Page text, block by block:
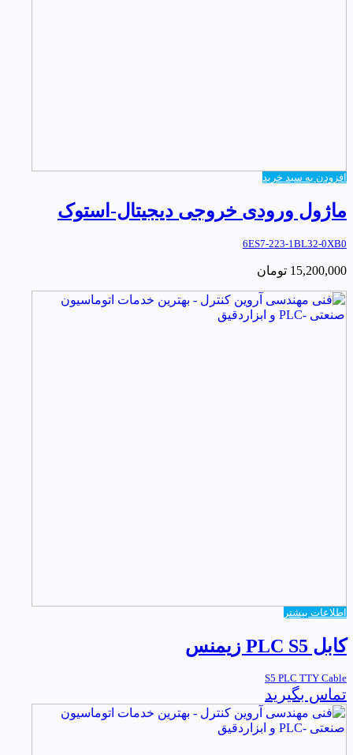
افزودن به سبد خرید
ماژول ورودی خروجی دیجیتال-استوک
6ES7-223-1BL32-0XB0
15,200,000 تومان
اطلاعات بیشتر
کابل PLC S5 زیمنس
S5 PLC TTY Cable
تماس بگیرید